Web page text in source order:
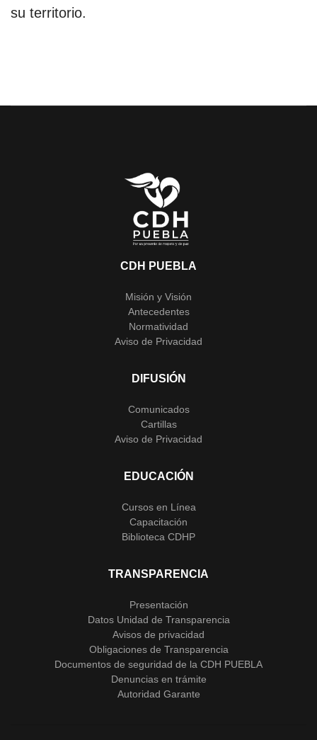
su territorio.
CDH PUEBLA
Misión y Visión
Antecedentes
Normatividad
Aviso de Privacidad
DIFUSIÓN
Comunicados
Cartillas
Aviso de Privacidad
EDUCACIÓN
Cursos en Línea
Capacitación
Biblioteca CDHP
TRANSPARENCIA
Presentación
Datos Unidad de Transparencia
Avisos de privacidad
Obligaciones de Transparencia
Documentos de seguridad de la CDH PUEBLA
Denuncias en trámite
Autoridad Garante